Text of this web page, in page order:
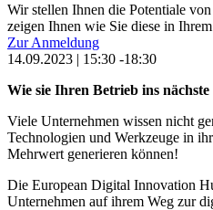
Wir stellen Ihnen die Potentiale
zeigen Ihnen wie Sie diese in
Zur Anmeldung
14.09.2023 | 15:30 -18:30
Wie sie Ihren Betrieb ins
Viele Unternehmen wissen nicht
Technologien und Werkzeuge in
Mehrwert generieren können!
Die European Digital Innovation
Unternehmen auf ihrem Weg zur